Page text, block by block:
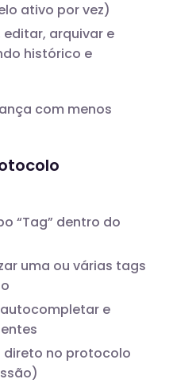
ativo por vez)
arquivar e
histórico e
com menos
“Tag” dentro do
uma ou várias tags
e
direto no protocolo